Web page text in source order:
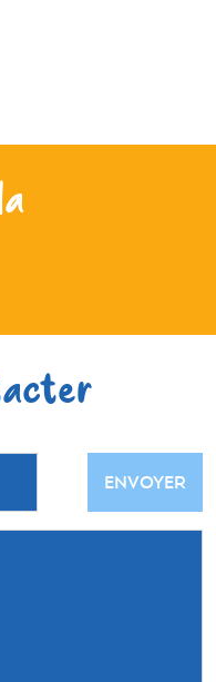
ENVOYER